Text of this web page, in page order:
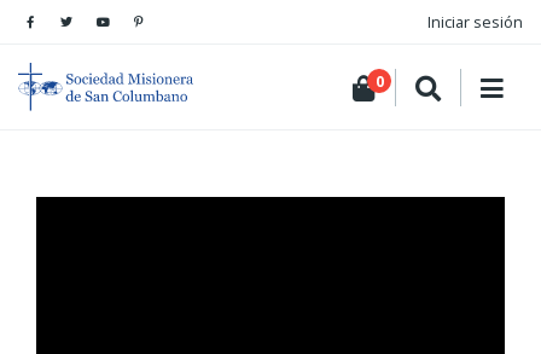
Iniciar sesión
0